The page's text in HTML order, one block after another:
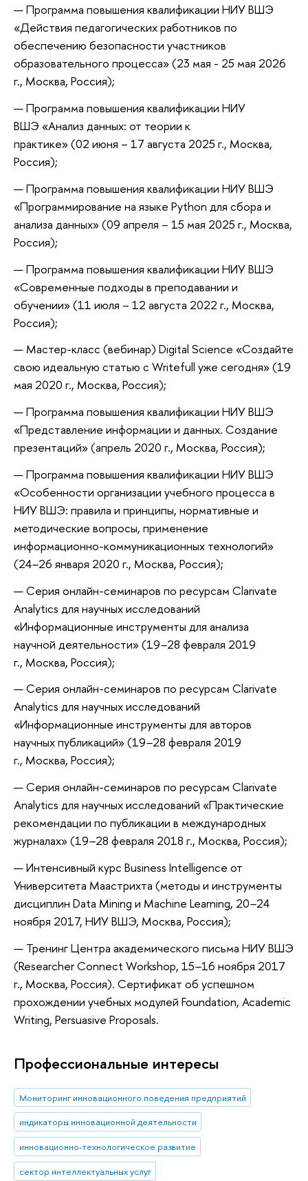
Программа повышения квалификации НИУ ВШЭ
«Действия педагогических работников по
обеспечению безопасности участников
образовательного процесса» (23 мая - 25 мая 2026
г., Москва, Россия);
Программа повышения квалификации НИУ
ВШЭ «Анализ данных: от теории к
практике» (02 июня – 17 августа 2025 г., Москва,
Россия);
Программа повышения квалификации НИУ ВШЭ
«Программирование на языке Python для сбора и
анализа данных» (09 апреля – 15 мая 2025 г., Москва,
Россия);
Программа повышения квалификации НИУ ВШЭ
«Современные подходы в преподавании и
обучении» (11 июля – 12 августа 2022 г., Москва,
Россия);
Мастер-класс (вебинар) Digital Science «Создайте
свою идеальную статью с Writefull уже сегодня» (19
мая 2020 г., Москва, Россия);
Программа повышения квалификации НИУ ВШЭ
«Представление информации и данных. Создание
презентаций» (апрель 2020 г., Москва, Россия);
Программа повышения квалификации НИУ ВШЭ
«Особенности организации учебного процесса в
НИУ ВШЭ: правила и принципы, нормативные и
методические вопросы, применение
информационно-коммуникационных технологий»
(24–26 января 2020 г., Москва, Россия);
Серия онлайн-семинаров по рeсурсам Clarivate
Analytics для научных исследований
«Информационные инструменты для анализа
научной деятельности» (19–28 февраля 2019
г., Москва, Россия);
Серия онлайн-семинаров по рeсурсам Clarivate
Analytics для научных исследований
«Информационные инструменты для авторов
научных публикаций» (19–28 февраля 2019
г., Москва, Россия);
Серия онлайн-семинаров по рeсурсам Clarivate
Analytics для научных исследований «Практические
рекомендации по публикации в международных
журналах» (19–28 февраля 2018 г., Москва, Россия);
Интенсивный курс Business Intelligence от
Университета Маастрихта (методы и инструменты
дисциплин Data Mining и Machine Learning, 20–24
ноября 2017, НИУ ВШЭ, Москва, Россия);
Тренинг Центра академического письма НИУ ВШЭ
(Researcher Connect Workshop, 15–16 ноября 2017
г., Москва, Россия). Сертификат об успешном
прохождении учебных модулей Foundation, Academic
Writing, Persuasive Proposals.
Профессиональные интересы
Мониторинг инновационного поведения предприятий
индикаторы инновационной деятельности
инновационно-технологическое развитие
сектор интеллектуальных услуг